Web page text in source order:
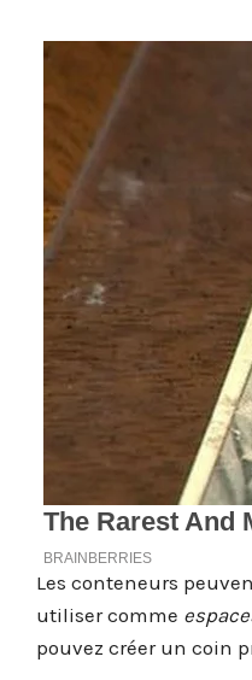
Les conteneurs
utiliser comme
pouvez créer un coin